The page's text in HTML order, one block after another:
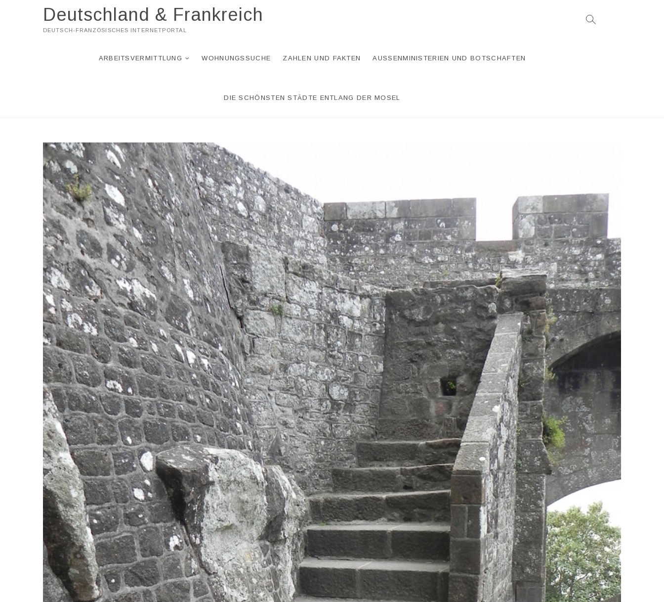
Deutschland & Frankreich
DEUTSCH-FRANZÖSISCHES INTERNETPORTAL
ARBEITSVERMITTLUNG WOHNUNGSSUCHE ZAHLEN UND FAKTEN AUSSENMINISTERIEN UND BOTSCHAFTEN
DIE SCHÖNSTEN STÄDTE ENTLANG DER MOSEL